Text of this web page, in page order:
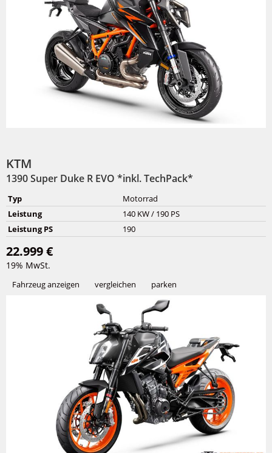
KTM
1390 Super Duke R EVO *inkl. TechPack*
Typ
Motorrad
Leistung
140 KW / 190 PS
Leistung PS
190
22.999 €
19% MwSt.
Fahrzeug anzeigen vergleichen parken